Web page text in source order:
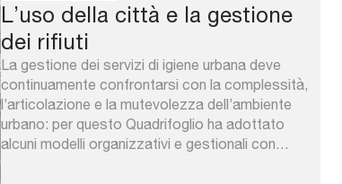
L’uso della città e la gestione
dei rifiuti
La gestione dei servizi di igiene urbana deve
continuamente confrontarsi con la complessità,
l’articolazione e la mutevolezza dell’ambiente
urbano: per questo Quadrifoglio ha adottato
alcuni modelli organizzativi e gestionali con